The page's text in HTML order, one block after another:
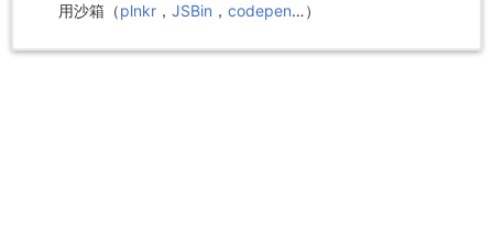
用沙箱（plnkr ， JSBin ， codepen…）